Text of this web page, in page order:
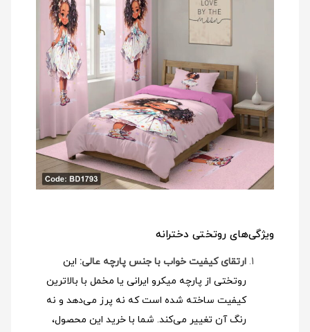
ویژگی‌های روتختی دخترانه
ارتقای کیفیت خواب با جنس پارچه عالی: این
روتختی از پارچه میکرو ایرانی یا مخمل با بالاترین
کیفیت ساخته شده است که نه پرز می‌دهد و نه
رنگ آن تغییر می‌کند. شما با خرید این محصول،